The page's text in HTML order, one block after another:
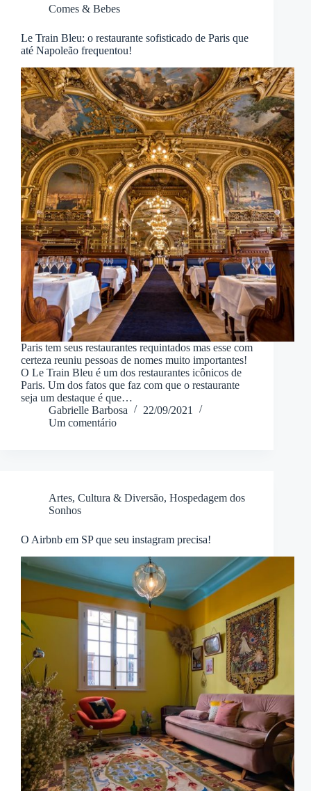
Comes & Bebes
Le Train Bleu: o restaurante sofisticado de Paris que
até Napoleão frequentou!
Paris tem seus restaurantes requintados mas esse com
certeza reuniu pessoas de nomes muito importantes!
O Le Train Bleu é um dos restaurantes icônicos de
Paris. Um dos fatos que faz com que o restaurante
seja um destaque é que…
Gabrielle Barbosa
22/09/2021
Um comentário
Artes, Cultura & Diversão, Hospedagem dos
Sonhos
O Airbnb em SP que seu instagram precisa!